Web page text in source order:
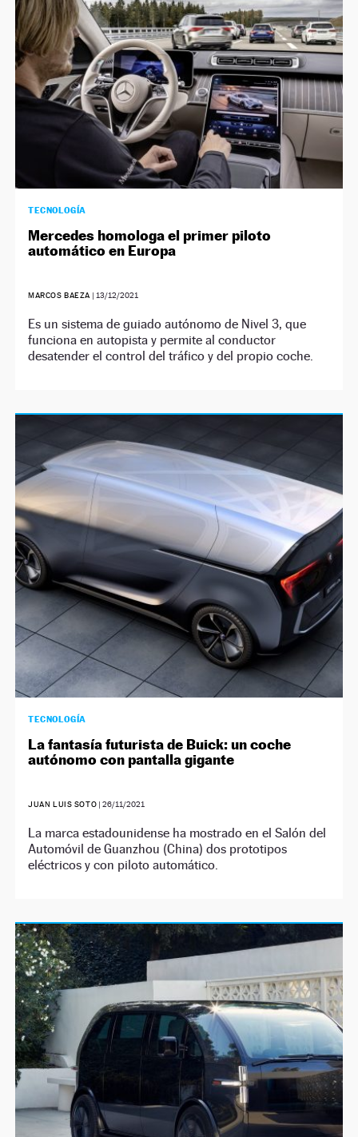
TECNOLOGÍA
Mercedes homologa el primer piloto
automático en Europa
MARCOS BAEZA | 13/12/2021
Es un sistema de guiado autónomo de Nivel 3, que
funciona en autopista y permite al conductor
desatender el control del tráfico y del propio coche.
TECNOLOGÍA
La fantasía futurista de Buick: un coche
autónomo con pantalla gigante
JUAN LUIS SOTO |26/11/2021
La marca estadounidense ha mostrado en el Salón del
Automóvil de Guanzhou (China) dos prototipos
eléctricos y con piloto automático.